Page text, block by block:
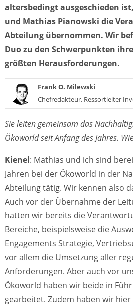
altersbedingt ausgeschieden
und Mathias Pianowski die
Abteilung übernommen. Wir
Duo zu den Schwerpunkten
größten Herausforderungen.
Frank O. Milewski
Chefredakteur, Ressortleiter
Sie leiten gemeinsam das
Ökoworld seit Anfang des Jahres.
Kienel: Mathias und ich sind
Jahren bei der Ökoworld in der
Abteilung tätig. Wir kennen also
Auch vor der Übernahme der
hatten wir bereits die
Bereiche, beispielsweise die
Engagements Strategie,
vor allem die Umsetzung aller
Anforderungen. Aber auch vor
Ökoworld haben wir beide in
gearbeitet. Zudem haben wir